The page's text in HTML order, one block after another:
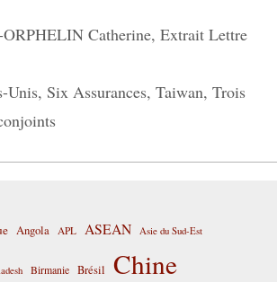
Catherine, Extrait Lettre
Unis, Six Assurances, Taiwan, Trois
Angola APL ASEAN Asie du Sud-Est
Birmanie Brésil Chine